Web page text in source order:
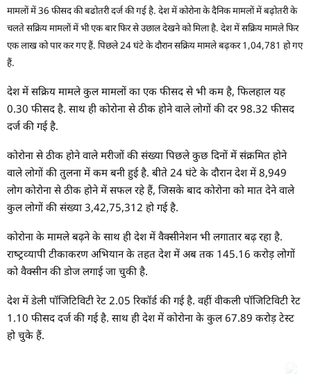
मामलों में 36 फीसद की बढोतरी दर्ज की गई है. देश में कोरोना के दैनिक मामलों में बढ़ोतरी के
चलते सक्रिय मामलों में भी एक बार फिर से उछाल देखने को मिला है. देश में सक्रिय मामले फिर
एक लाख को पार कर गए हैं. पिछले 24 घंटे के दौरान सक्रिय मामले बढ़कर 1,04,781 हो गए
हैं.
देश में सक्रिय मामले कुल मामलों का एक फीसद से भी कम है, फिलहाल यह
0.30 फीसद है. साथ ही कोरोना से ठीक होने वाले लोगों की दर 98.32 फीसद
दर्ज की गई है.
कोरोना से ठीक होने वाले मरीजों की संख्‍या पिछले कुछ दिनों में संक्रमित होने
वाले लोगों की तुलना में कम बनी हुई है. बीते 24 घंटे के दौरान देश में 8,949
लोग कोरोना से ठीक होने में सफल रहे हैं, जिसके बाद कोरोना को मात देने वाले
कुल लोगों की संख्‍या 3,42,75,312 हो गई है.
कोरोना के मामले बढ़ने के साथ ही देश में वैक्‍सीनेशन भी लगातार बढ़ रहा है.
राष्‍ट्रव्‍यापी टीकाकरण अभियान के तहत देश में अब तक 145.16 करोड़ लोगों
को वैक्‍सीन की डोज लगाई जा चुकी है.
देश में डेली पॉजिटिविटी रेट 2.05 रिकॉर्ड की गई है. वहीं वीकली पॉजिटिविटी रेट
1.10 फीसद दर्ज की गई है. साथ ही देश में कोरोना के कुल 67.89 करोड़ टेस्‍ट
हो चुके हैं.